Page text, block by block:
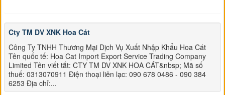
Cty TM DV XNK Hoa Cát
Công Ty TNHH Thương Mại Dịch Vụ Xuất Nhập Khẩu Hoa Cát
Tên quốc tế: Hoa Cat Import Export Service Trading Company
Limited Tên viết tắt: CTY TM DV XNK HOA CÁT&nbsp; Mã số
thuế: 0313070911 Điện thoại liên lạc: 090 678 0486 - 090 384
6253 Địa chỉ:...